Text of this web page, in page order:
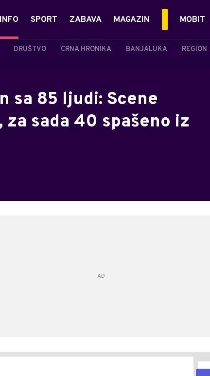
INFO
DRUŠTVO CRNA HRONIKA BANJALUKA REGION
SPORT ZABAVA MAGAZIN MOBIT
sa 85 ljudi: Scene
sada 40 spašeno iz